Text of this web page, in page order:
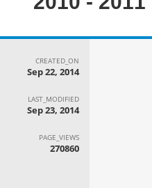
CREATED_ON
Sep 22, 2014
LAST_MODIFIED
Sep 23, 2014
PAGE_VIEWS
270860